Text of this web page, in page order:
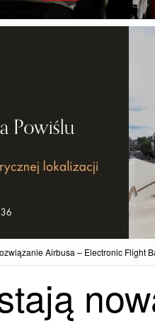
Airbusa – Electronic Flight